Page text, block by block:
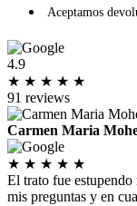
Aceptamos
4.9
★ ★ ★ ★ ★
91 reviews
Carmen Maria
★ ★ ★ ★ ★
El trato fue estupendo
mis preguntas y en